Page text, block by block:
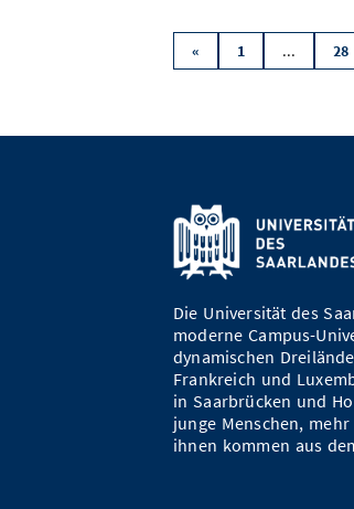
« 1 ... 28
Die Universität des
moderne Campus-
dynamischen
Frankreich und
in Saarbrücken und
junge Menschen,
ihnen kommen aus